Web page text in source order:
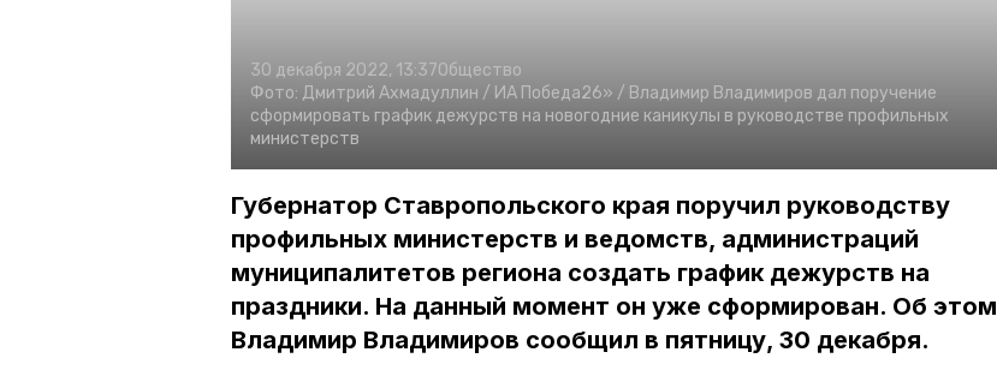
30 декабря 2022, 13:37Общество
Фото: Дмитрий Ахмадуллин / ИА Победа26» / Владимир Владимиров дал поручение
сформировать график дежурств на новогодние каникулы в руководстве профильных
министерств
Губернатор Ставропольского края поручил руководству
профильных министерств и ведомств, администраций
муниципалитетов региона создать график дежурств на
праздники. На данный момент он уже сформирован. Об этом
Владимир Владимиров сообщил в пятницу, 30 декабря.